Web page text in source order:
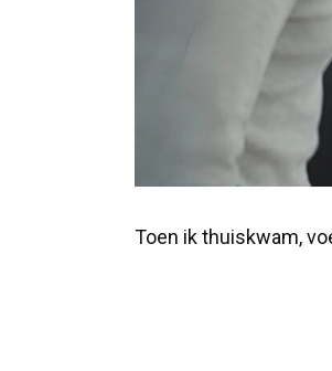
Toen ik thuiskwam,